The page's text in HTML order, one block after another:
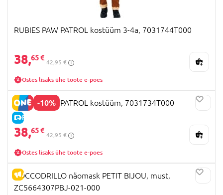
RUBIES PAW PATROL kostüüm 3-4a, 7031744T000
38,65 €
42,95 €
Ostes lisaks ühe toote e-poes
-10%
E-HIND
RUBIES PAW PATROL kostüüm, 7031734T000
38,65 €
42,95 €
Ostes lisaks ühe toote e-poes
ALLAHINDLUS
COCCODRILLO näomask PETIT BIJOU, must,
ZC5664307PBJ-021-000